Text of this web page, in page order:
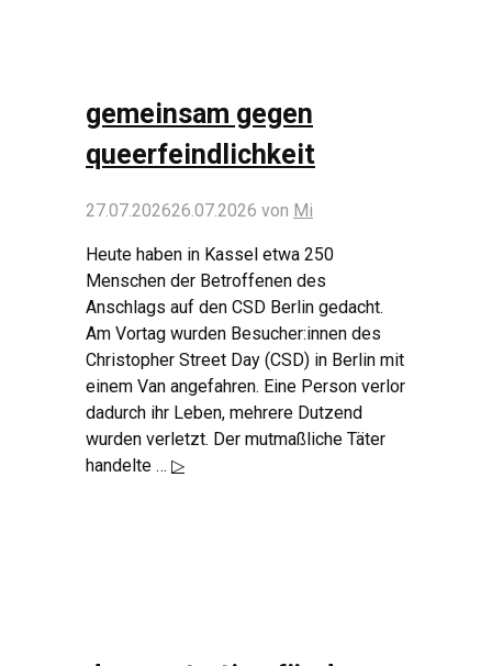
gemeinsam gegen
queerfeindlichkeit
27.07.202626.07.2026 von Mi
Heute haben in Kassel etwa 250
Menschen der Betroffenen des
Anschlags auf den CSD Berlin gedacht.
Am Vortag wurden Besucher:innen des
Christopher Street Day (CSD) in Berlin mit
einem Van angefahren. Eine Person verlor
dadurch ihr Leben, mehrere Dutzend
wurden verletzt. Der mutmaßliche Täter
handelte … ▷